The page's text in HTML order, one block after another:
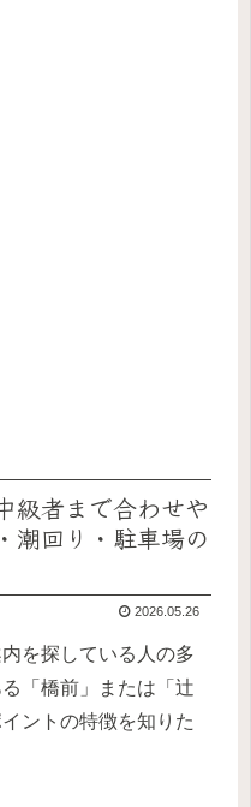
級者まで合わせや
潮回り・駐車場の
2026.05.26
を探している人の多
「橋前」または「辻
ントの特徴を知りた